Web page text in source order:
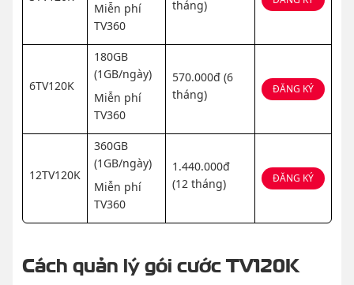
Miễn phí
TV360
tháng)
6TV120K
180GB
(1GB/ngày)
Miễn phí
TV360
570.000đ (6
tháng)
ĐĂNG KÝ
12TV120K
360GB
(1GB/ngày)
Miễn phí
TV360
1.440.000đ
(12 tháng)
ĐĂNG KÝ
Cách quản lý gói cước TV120K